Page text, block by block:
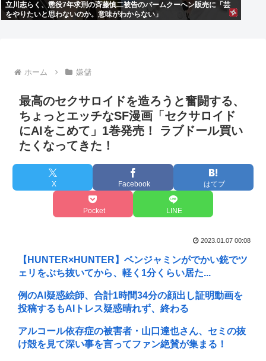
立川志らく、懲役7年求刑の斉藤慎二被告のバームクーヘン販売に「芸
をやりたいと思わないのか。意味がわからない」
ホーム 嫌儲
最高のセクサロイドを造ろうと奮闘する、
ちょっとエッチなSF漫画「セクサロイド
にAIをこめて」1巻発売！ ラブドール買い
たくなってきた！
X Facebook はてブ
Pocket LINE
2023.01.07 00:08
【HUNTER×HUNTER】ベンジャミンがでかい銃でツ
ェリをぶち抜いてから、軽く1分くらい居た...
例のAI疑惑絵師、合計1時間34分の顔出し証明動画を
投稿するもAIトレス疑惑晴れず、終わる
アルコール依存症の被害者・山口達也さん、セミの抜
け殻を見て深い事を言ってファン絶賛が集まる！